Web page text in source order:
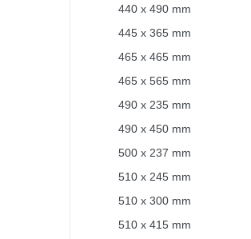
440 x 490 mm
445 x 365 mm
465 x 465 mm
465 x 565 mm
490 x 235 mm
490 x 450 mm
500 x 237 mm
510 x 245 mm
510 x 300 mm
510 x 415 mm